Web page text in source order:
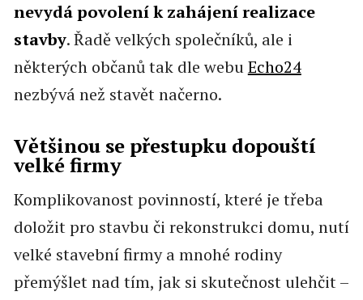
nevydá povolení k zahájení realizace
stavby. Řadě velkých společníků, ale i
některých občanů tak dle webuEcho24
nezbývá než stavět načerno.
Většinou se přestupku dopouští
velké firmy
Komplikovanost povinností, které je třeba
doložit pro stavbu či rekonstrukci domu, nutí
velké stavební firmy a mnohé rodiny
přemýšlet nad tím, jak si skutečnost ulehčit –